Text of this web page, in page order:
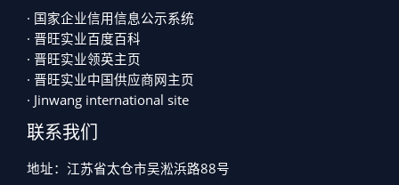
· 国家企业信用信息公示系统
· 晋旺实业百度百科
· 晋旺实业领英主页
· 晋旺实业中国供应商网主页
· Jinwang international site
联系我们
地址：江苏省太仓市吴淞浜路88号